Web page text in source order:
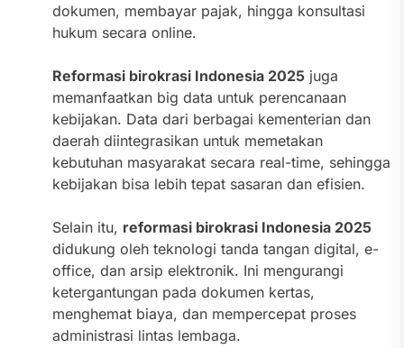
dokumen, membayar pajak, hingga konsultasi
hukum secara online.
Reformasi birokrasi Indonesia 2025juga
memanfaatkan big data untuk perencanaan
kebijakan. Data dari berbagai kementerian dan
daerah diintegrasikan untuk memetakan
kebutuhan masyarakat secara real-time, sehingga
kebijakan bisa lebih tepat sasaran dan efisien.
Selain itu, reformasi birokrasi Indonesia 2025
didukung oleh teknologi tanda tangan digital, e-
office, dan arsip elektronik. Ini mengurangi
ketergantungan pada dokumen kertas,
menghemat biaya, dan mempercepat proses
administrasi lintas lembaga.